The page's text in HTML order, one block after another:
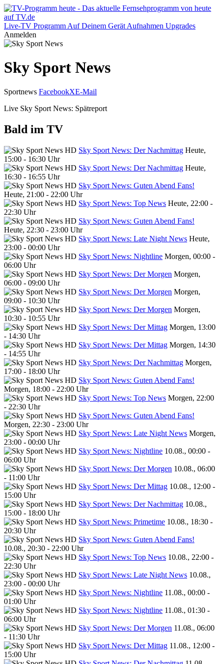
Live-TV Programm Auf Deinem Gerät Aufnahmen Upgrades
Anmelden
Sky Sport News
Sportnews FacebookXE-Mail
Live Sky Sport News: Spätreport
Bald im TV
Sky Sport News: Der Nachmittag Heute,
15:00 - 16:30 Uhr
Sky Sport News: Der Nachmittag Heute,
16:30 - 16:55 Uhr
Sky Sport News: Guten Abend Fans!
Heute, 21:00 - 22:00 Uhr
Sky Sport News: Top News Heute, 22:00 -
22:30 Uhr
Sky Sport News: Guten Abend Fans!
Heute, 22:30 - 23:00 Uhr
Sky Sport News: Late Night News Heute,
23:00 - 00:00 Uhr
Sky Sport News: Nightline Morgen, 00:00 -
06:00 Uhr
Sky Sport News: Der Morgen Morgen,
06:00 - 09:00 Uhr
Sky Sport News: Der Morgen Morgen,
09:00 - 10:30 Uhr
Sky Sport News: Der Morgen Morgen,
10:30 - 10:55 Uhr
Sky Sport News: Der Mittag Morgen, 13:00
- 14:30 Uhr
Sky Sport News: Der Mittag Morgen, 14:30
- 14:55 Uhr
Sky Sport News: Der Nachmittag Morgen,
17:00 - 18:00 Uhr
Sky Sport News: Guten Abend Fans!
Morgen, 18:00 - 22:00 Uhr
Sky Sport News: Top News Morgen, 22:00
- 22:30 Uhr
Sky Sport News: Guten Abend Fans!
Morgen, 22:30 - 23:00 Uhr
Sky Sport News: Late Night News Morgen,
23:00 - 00:00 Uhr
Sky Sport News: Nightline 10.08., 00:00 -
06:00 Uhr
Sky Sport News: Der Morgen 10.08., 06:00
- 11:00 Uhr
Sky Sport News: Der Mittag 10.08., 12:00 -
15:00 Uhr
Sky Sport News: Der Nachmittag 10.08.,
15:00 - 18:00 Uhr
Sky Sport News: Primetime 10.08., 18:30 -
20:30 Uhr
Sky Sport News: Guten Abend Fans!
10.08., 20:30 - 22:00 Uhr
Sky Sport News: Top News 10.08., 22:00 -
22:30 Uhr
Sky Sport News: Late Night News 10.08.,
23:00 - 00:00 Uhr
Sky Sport News: Nightline 11.08., 00:00 -
01:00 Uhr
Sky Sport News: Nightline 11.08., 01:30 -
06:00 Uhr
Sky Sport News: Der Morgen 11.08., 06:00
- 11:30 Uhr
Sky Sport News: Der Mittag 11.08., 12:00 -
15:00 Uhr